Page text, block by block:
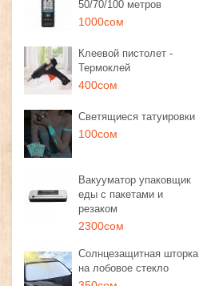
50/70/100 метров
1000сом
Клеевой пистолет -
Термоклей
400сом
Светящиеся татуировки
100сом
Вакууматор упаковщик
еды с пакетами и
резаком
2300сом
Солнцезащитная шторка
на лобовое стекло